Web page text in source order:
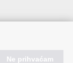
Ne prihvaćam